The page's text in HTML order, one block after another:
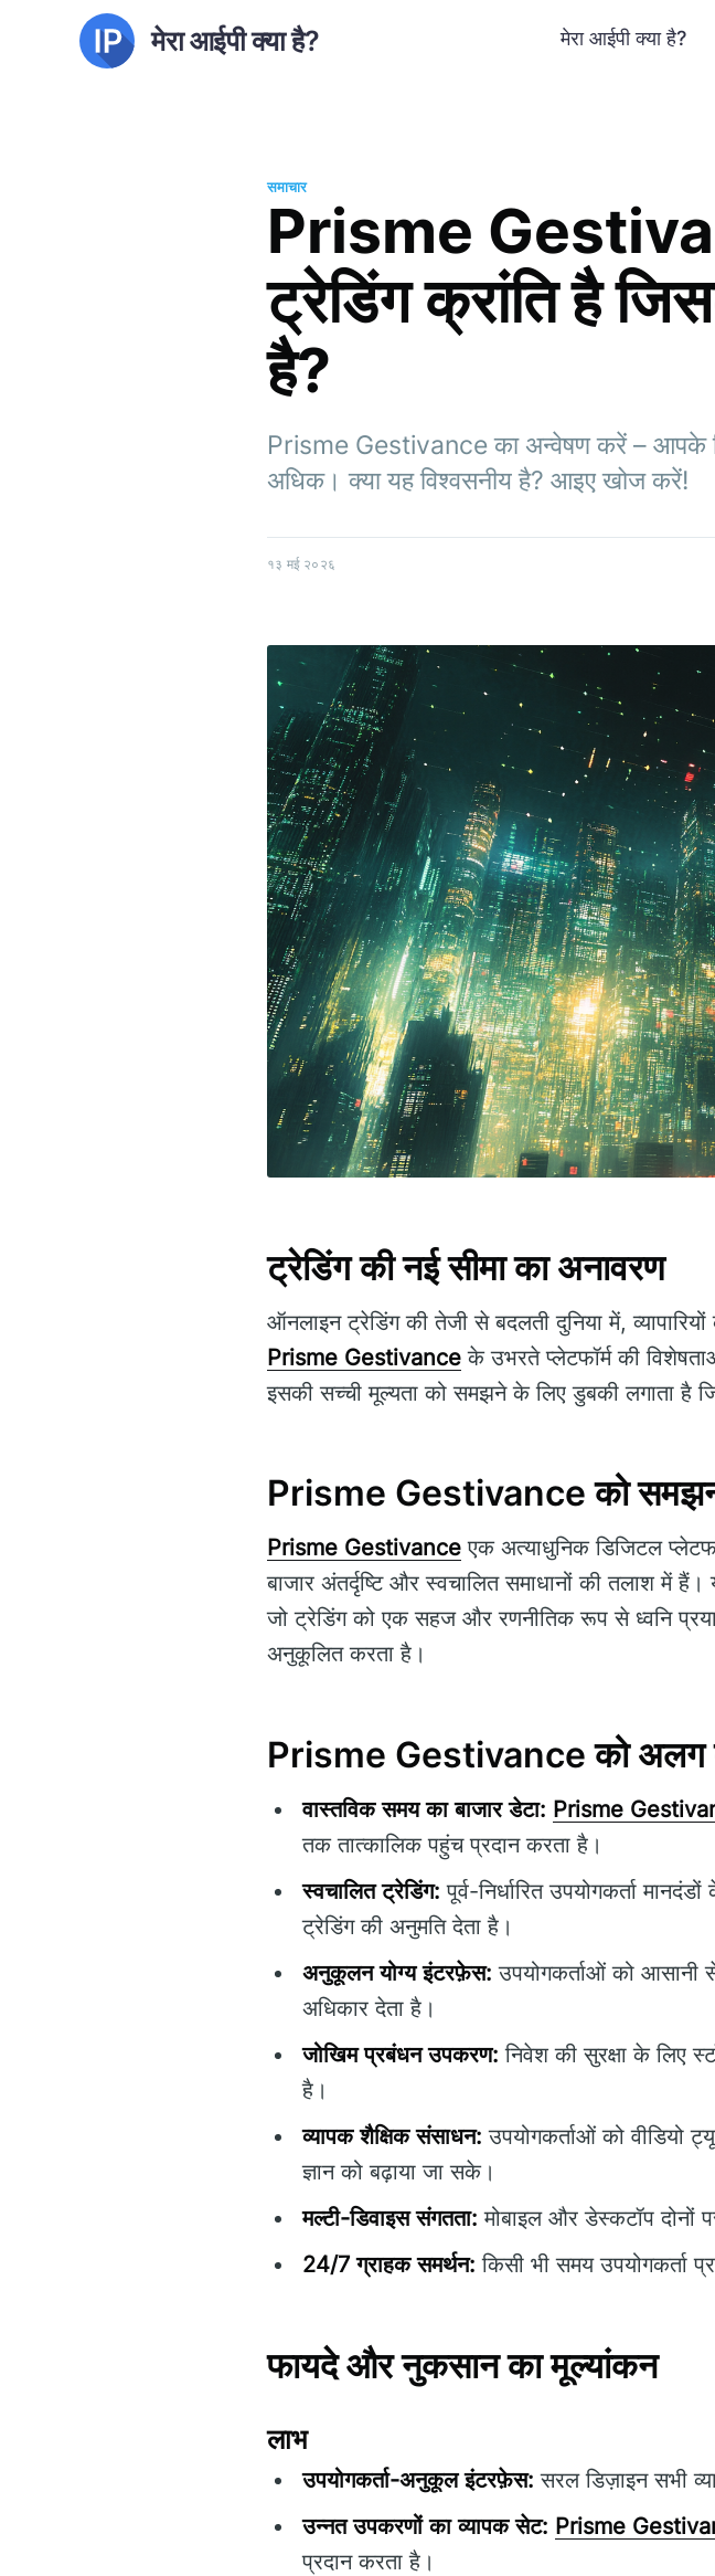
मेरा आईपी क्या है? मेरा आईपी क्या है?
समाचार
Prisme
ट्रेडिंग क्रांति है
है?
Prisme Gestivance का अन्वेषण करें – आपके
अधिक। क्या यह विश्वसनीय है? आइए खोज करें!
१३ मई २०२६
ट्रेडिंग की नई सीमा का अनावरण
ऑनलाइन ट्रेडिंग की तेजी से बदलती दुनिया में,
Prisme Gestivance के उभरते प्लेटफॉर्म की
इसकी सच्ची मूल्यता को समझने के लिए डुबकी लगाता है
Prisme Gestivance को
Prisme Gestivance एक अत्याधुनिक डिजिटल
बाजार अंतर्दृष्टि और स्वचालित समाधानों की तलाश में
जो ट्रेडिंग को एक सहज और रणनीतिक रूप से ध्वनि
अनुकूलित करता है।
Prisme Gestivance को अलग
वास्तविक समय का बाजार डेटा: Prisme
तक तात्कालिक पहुंच प्रदान करता है।
स्वचालित ट्रेडिंग: पूर्व-निर्धारित उपयोगकर्ता
ट्रेडिंग की अनुमति देता है।
अनुकूलन योग्य इंटरफ़ेस: उपयोगकर्ताओं को आसानी
अधिकार देता है।
जोखिम प्रबंधन उपकरण: निवेश की सुरक्षा के लिए
है।
व्यापक शैक्षिक संसाधन: उपयोगकर्ताओं को वीडियो
ज्ञान को बढ़ाया जा सके।
मल्टी-डिवाइस संगतता: मोबाइल और डेस्कटॉप दोनों
24/7 ग्राहक समर्थन: किसी भी समय उपयोगकर्ता
फायदे और नुकसान का मूल्यांकन
लाभ
उपयोगकर्ता-अनुकूल इंटरफ़ेस: सरल डिज़ाइन सभी
उन्नत उपकरणों का व्यापक सेट: Prisme
प्रदान करता है।